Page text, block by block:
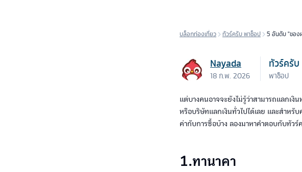
บล็อกท่องเที่ยว ทัวร์ครับ พาช็อป 5 อันดับ "ของ
Nayada
18 ก.พ. 2026
ทัวร์ครับ
พาช็อป
แต่บางคนอาจจะยังไม่รู้ว่าสามารถแลกเงิ
หรือบริษัทแลกเงินทั่วไปได้เลย และสำหรั
ค่ากับการซื้อบ้าง ลองมาหาคำตอบกับทัวร์
1.ทานาคา